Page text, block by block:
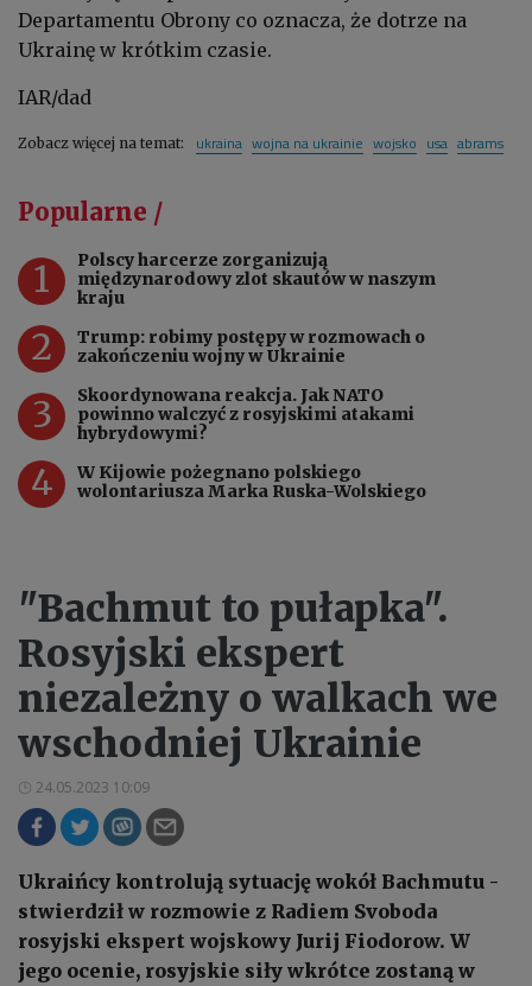
Departamentu Obrony co oznacza, że dotrze na
Ukrainę w krótkim czasie.
IAR/dad
Zobacz więcej na temat: ukraina wojna na ukrainie wojsko usa abrams
Popularne /
1
Polscy harcerze zorganizują
międzynarodowy zlot skautów w naszym
kraju
2
Trump: robimy postępy w rozmowach o
zakończeniu wojny w Ukrainie
3
Skoordynowana reakcja. Jak NATO
powinno walczyć z rosyjskimi atakami
hybrydowymi?
4
W Kijowie pożegnano polskiego
wolontariusza Marka Ruska-Wolskiego
"Bachmut to pułapka".
Rosyjski ekspert
niezależny o walkach we
wschodniej Ukrainie
24.05.2023 10:09
Ukraińcy kontrolują sytuację wokół Bachmutu -
stwierdził w rozmowie z Radiem Svoboda
rosyjski ekspert wojskowy Jurij Fiodorow. W
jego ocenie, rosyjskie siły wkrótce zostaną w